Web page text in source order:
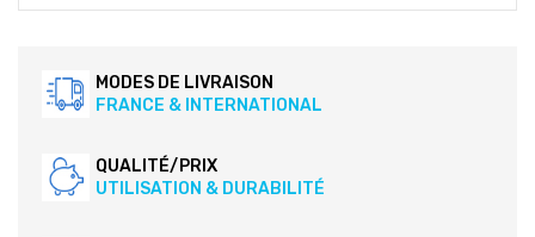
MODES DE LIVRAISON
FRANCE & INTERNATIONAL
QUALITÉ/PRIX
UTILISATION & DURABILITÉ